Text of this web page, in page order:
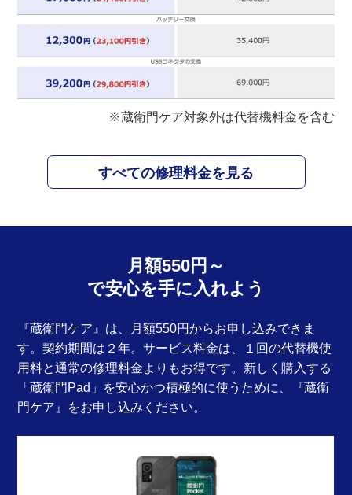
※蔵衛門ケア対象外は代替機料金を含む
すべての修理料金を見る
月額550円～
で安心を手に入れよう
『蔵衛門ケア』は、月額550円からお申し込みできま
す。契約期間は２年。サービス料金は、１回の代替機使
用料と通常の修理料金よりもお得です。新しく購入する
「蔵衛門Pad」を安心かつ積極的に使うために、『蔵衛
門ケア』をお申し込みください。